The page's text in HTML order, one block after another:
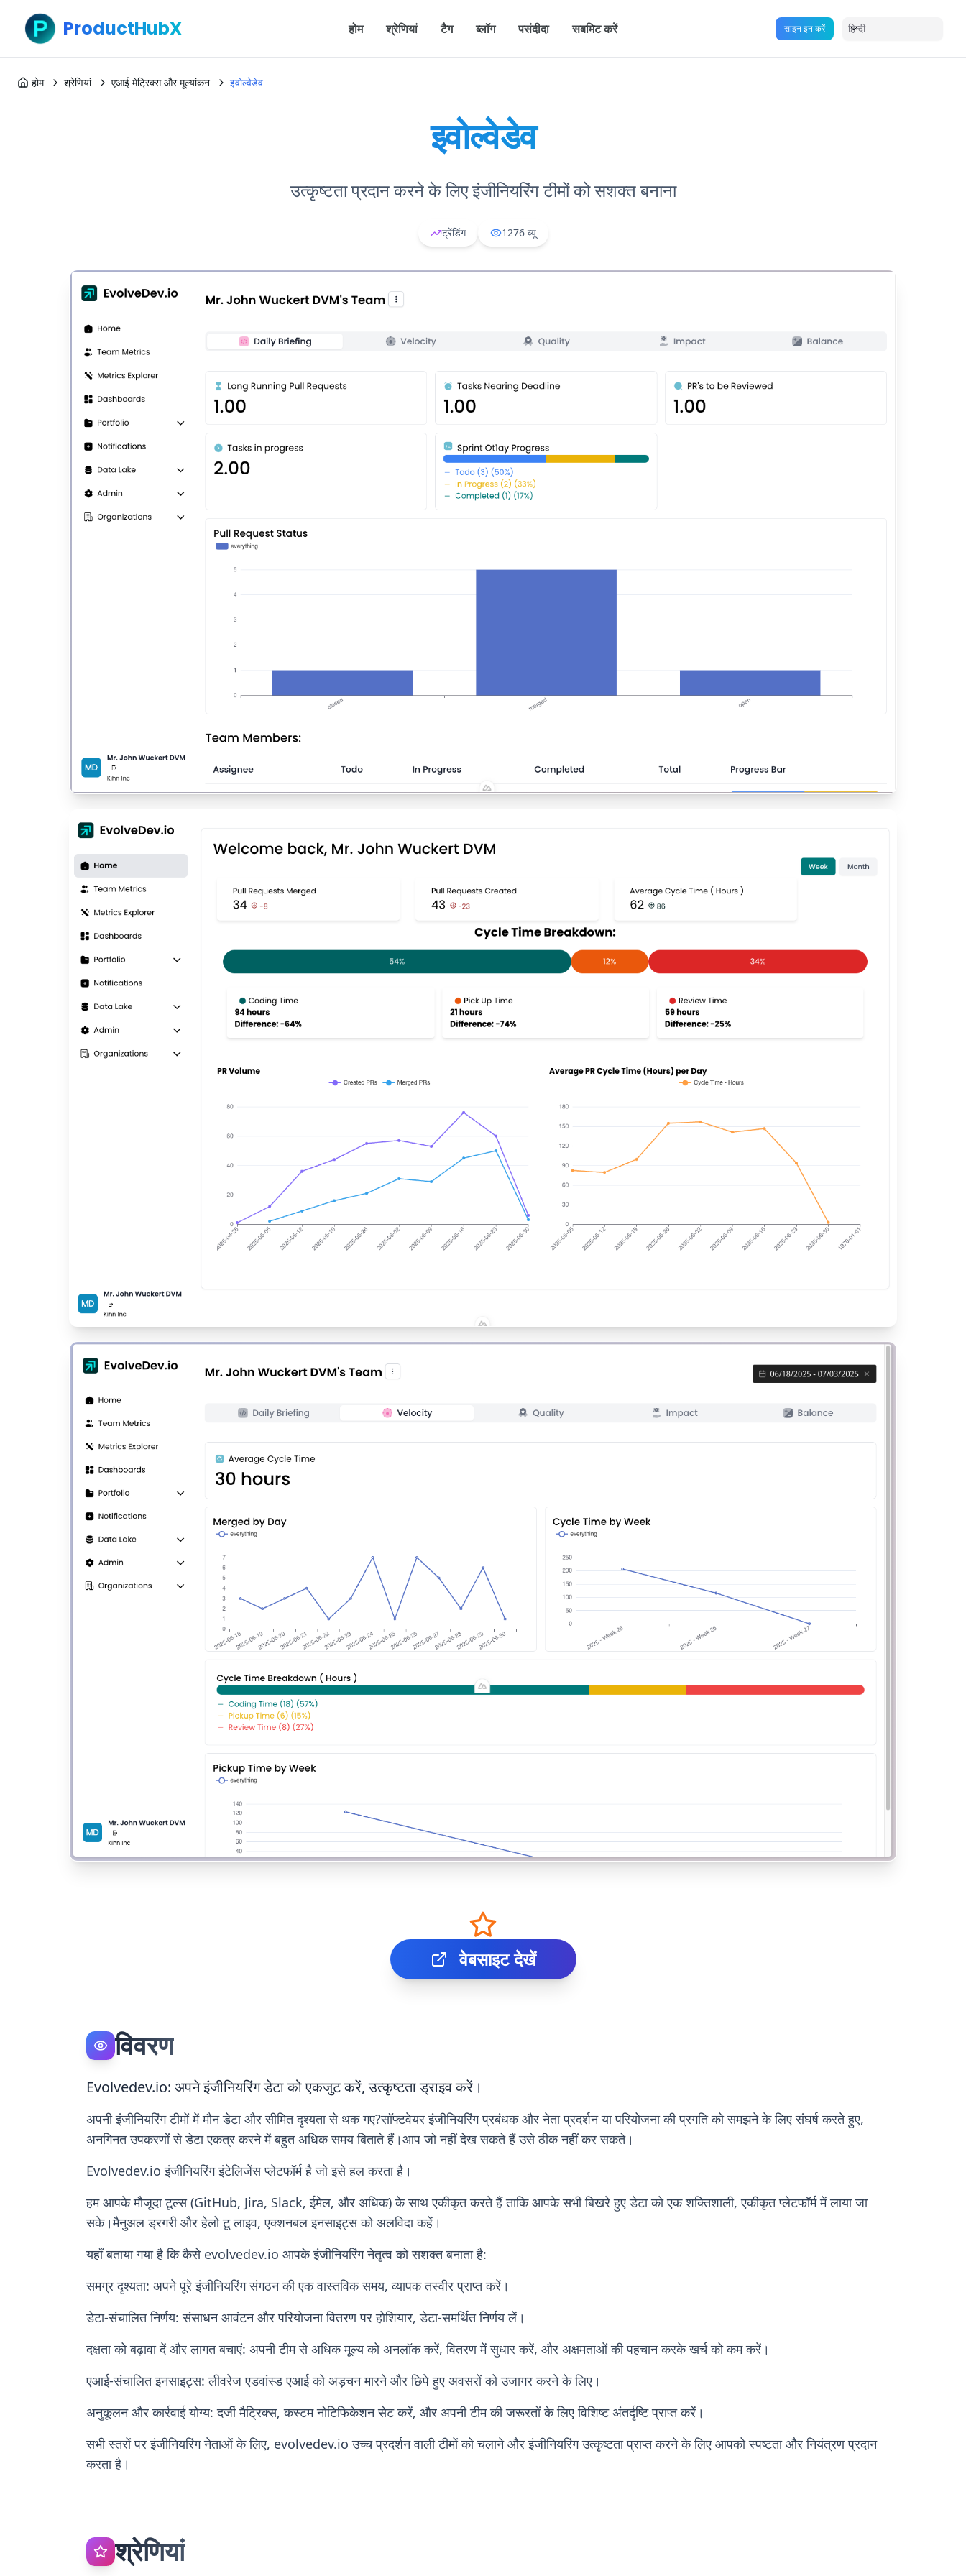
ProductHubX होम श्रेणियां टैग ब्लॉग पसंदीदा सबमिट करें साइन इन करें हिन्दी
होम श्रेणियां एआई मेट्रिक्स और मूल्यांकन इवोल्वेडेव
इवोल्वेडेव
उत्कृष्टता प्रदान करने के लिए इंजीनियरिंग टीमों को सशक्त बनाना
ट्रेंडिंग 1276 व्यू
वेबसाइट देखें
विवरण
Evolvedev.io: अपने इंजीनियरिंग डेटा को एकजुट करें, उत्कृष्टता ड्राइव करें।
अपनी इंजीनियरिंग टीमों में मौन डेटा और सीमित दृश्यता से थक गए?सॉफ्टवेयर इंजीनियरिंग प्रबंधक और नेता प्रदर्शन या परियोजना की प्रगति को समझने के लिए संघर्ष करते हुए,
अनगिनत उपकरणों से डेटा एकत्र करने में बहुत अधिक समय बिताते हैं।आप जो नहीं देख सकते हैं उसे ठीक नहीं कर सकते।
Evolvedev.io इंजीनियरिंग इंटेलिजेंस प्लेटफॉर्म है जो इसे हल करता है।
हम आपके मौजूदा टूल्स (GitHub, Jira, Slack, ईमेल, और अधिक) के साथ एकीकृत करते हैं ताकि आपके सभी बिखरे हुए डेटा को एक शक्तिशाली, एकीकृत प्लेटफॉर्म में लाया जा
सके।मैनुअल ड्रगरी और हेलो टू लाइव, एक्शनबल इनसाइट्स को अलविदा कहें।
यहाँ बताया गया है कि कैसे evolvedev.io आपके इंजीनियरिंग नेतृत्व को सशक्त बनाता है:
समग्र दृश्यता: अपने पूरे इंजीनियरिंग संगठन की एक वास्तविक समय, व्यापक तस्वीर प्राप्त करें।
डेटा-संचालित निर्णय: संसाधन आवंटन और परियोजना वितरण पर होशियार, डेटा-समर्थित निर्णय लें।
दक्षता को बढ़ावा दें और लागत बचाएं: अपनी टीम से अधिक मूल्य को अनलॉक करें, वितरण में सुधार करें, और अक्षमताओं की पहचान करके खर्च को कम करें।
एआई-संचालित इनसाइट्स: लीवरेज एडवांस्ड एआई को अड़चन मारने और छिपे हुए अवसरों को उजागर करने के लिए।
अनुकूलन और कार्रवाई योग्य: दर्जी मैट्रिक्स, कस्टम नोटिफिकेशन सेट करें, और अपनी टीम की जरूरतों के लिए विशिष्ट अंतर्दृष्टि प्राप्त करें।
सभी स्तरों पर इंजीनियरिंग नेताओं के लिए, evolvedev.io उच्च प्रदर्शन वाली टीमों को चलाने और इंजीनियरिंग उत्कृष्टता प्राप्त करने के लिए आपको स्पष्टता और नियंत्रण प्रदान
करता है।
श्रेणियां